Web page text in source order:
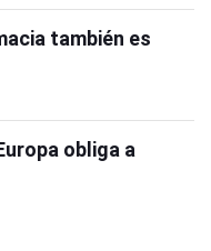
también es
obliga a